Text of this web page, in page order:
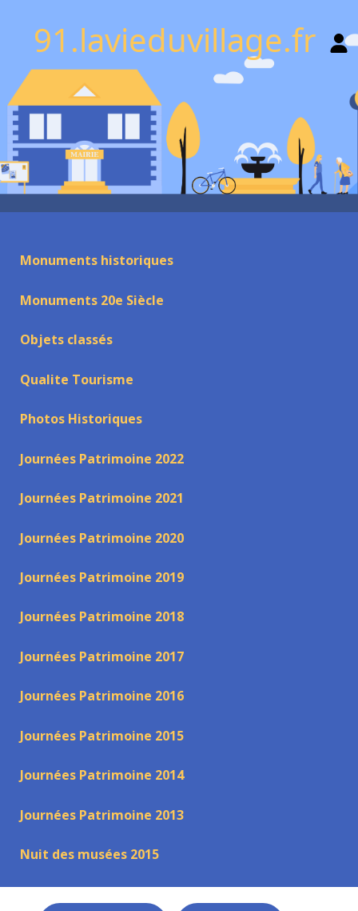
91.lavieduvillage.fr
Monuments historiques
Monuments 20e Siècle
Objets classés
Qualite Tourisme
Photos Historiques
Journées Patrimoine 2022
Journées Patrimoine 2021
Journées Patrimoine 2020
Journées Patrimoine 2019
Journées Patrimoine 2018
Journées Patrimoine 2017
Journées Patrimoine 2016
Journées Patrimoine 2015
Journées Patrimoine 2014
Journées Patrimoine 2013
Nuit des musées 2015